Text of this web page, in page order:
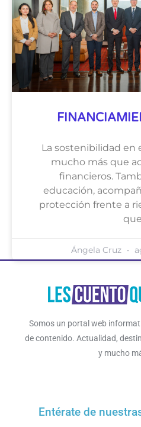
La sostenibilidad en
mucho más que
financieros.
educación,
protección frente a
que
Ángela Cruz
Somos un portal web
de contenido. Actualidad,
y mucho
Entérate de